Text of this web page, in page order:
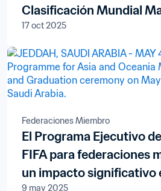
Clasificación Mundial
FIFA/Coca-Cola
17 oct 2025
Federaciones Miembro
El Programa Ejecutivo
FIFA para federaciones
un impacto significativo
9 may 2025